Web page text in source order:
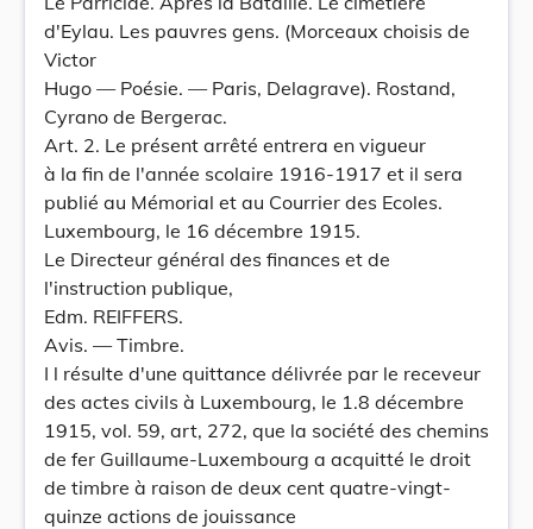
d'Eylau. Les pauvres gens. (Morceaux choisis de
Victor
Hugo — Poésie. — Paris, Delagrave). Rostand,
Cyrano de Bergerac.
Art. 2. Le présent arrêté entrera en vigueur
à la fin de l'année scolaire 1916-1917 et il sera
publié au Mémorial et au Courrier des Ecoles.
Luxembourg, le 16 décembre 1915.
Le Directeur général des finances et de
l'instruction publique,
Edm. REIFFERS.
Avis. — Timbre.
I l résulte d'une quittance délivrée par le receveur
des actes civils à Luxembourg, le 1.8 décembre
1915, vol. 59, art, 272, que la société des chemins
de fer Guillaume-Luxembourg a acquitté le droit
de timbre à raison de deux cent quatre-vingt-
quinze actions de jouissance